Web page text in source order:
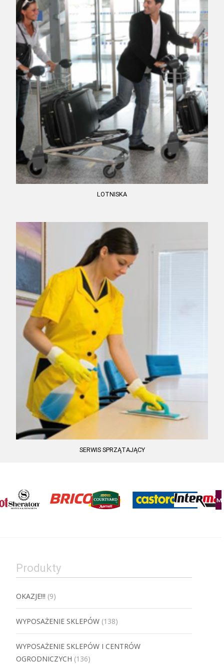
LOTNISKA
SERWIS SPRZĄTAJĄCY
Produkty
OKAZJE!!! (9)
WYPOSAŻENIE SKLEPÓW (138)
WYPOSAŻENIE SKLEPÓW I CENTRÓW
OGRODNICZYCH (136)